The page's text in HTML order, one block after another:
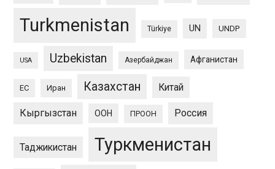
Turkmenistan Türkiye UN UNDP
USA Uzbekistan Азербайджан Афганистан
ЕС Иран Казахстан Китай
Кыргызстан ООН ПРООН Россия
Таджикистан Туркменистан